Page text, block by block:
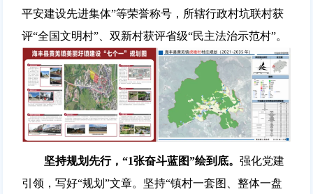
平安建设先进集体”等荣誉称号，所辖行政村坑联村获
评“全国文明村”、双新村获评省级“民主法治示范村”。
坚持规划先行，“1张奋斗蓝图”绘到底。 强化党建
引领，写好“规划”文章。坚持“镇村一套图、整体一盘